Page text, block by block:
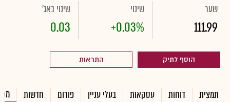
שער
111.99
שינוי
+0.03%
שינוי באג'
0.03
הוסף לתיק התראות
תמצית דוחות עסקאות בעלי עניין פורום חדשות